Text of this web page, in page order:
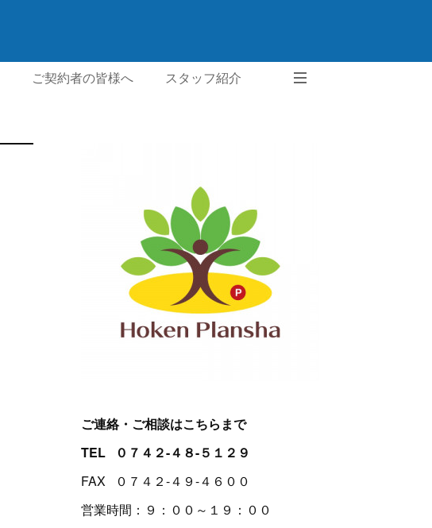
ご契約者の皆様へ スタッフ紹介
ご連絡・ご相談はこちらまで
TEL ０７４２-４８-５１２９
FAX ０７４２-４９-４６００
営業時間：９：００～１９：００